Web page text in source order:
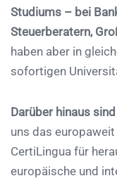
Studiums – bei
Steuerberatern,
haben aber in
sofortigen
Darüber hinaus
uns das europaweit
CertiLingua für
europäische und